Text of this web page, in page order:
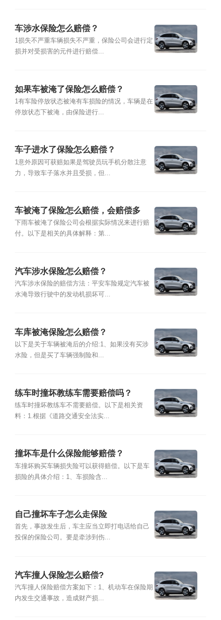
车涉水保险怎么赔偿？
1损失不严重车辆损失不严重，保险公司会进行定
损并对受损害的元件进行赔偿...
如果车被淹了保险怎么赔偿？
1有车险停放状态被淹有车损险的情况，车辆是在
停放状态下被淹，由保险进行...
车子进水了保险怎么赔偿？
1意外原因可获赔如果是驾驶员玩手机分散注意
力，导致车子落水并且受损，但...
车被淹了保险怎么赔偿，会赔偿多
少？
下雨车被淹了保险公司会根据实际情况来进行赔
付。以下是相关的具体解释：第...
汽车涉水保险怎么赔偿？
汽车涉水保险的赔偿方法：平安车险规定汽车被
水淹导致行驶中的发动机损坏可...
车库被淹保险怎么赔偿？
以下是关于车辆被淹后的介绍:1、如果没有买涉
水险，但是买了车辆强制险和...
练车时撞坏教练车需要赔偿吗？
练车时撞坏教练车不需要赔偿。以下是相关资
料：1.根据《道路交通安全法实...
撞坏车是什么保险能够赔偿？
车撞坏购买车辆损失险可以获得赔偿。以下是车
损险的具体介绍：1、车损险含...
自己撞坏车子怎么走保险
首先，事故发生后，车主应当立即打电话给自己
投保的保险公司。要是牵涉到伤...
汽车撞人保险怎么赔偿?
汽车撞人保险赔偿方案如下：1、机动车在保险期
内发生交通事故，造成财产损...